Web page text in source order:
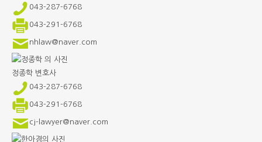
043-287-6768
043-291-6768
nhlaw@naver.com
정종학 변호사
043-287-6768
043-291-6768
cj-lawyer@naver.com